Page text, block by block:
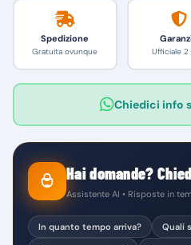
Spedizione
Gratuita ovunque Ufficiale 2
Chiedici info
Hai domande?
Assistente AI • Risposte in
In quanto tempo arriva?
Quali